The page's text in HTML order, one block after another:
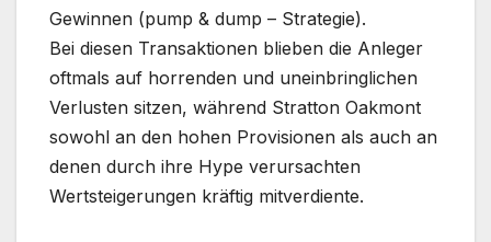
Gewinnen (pump & dump – Strategie).
Bei diesen Transaktionen blieben die Anleger
oftmals auf horrenden und uneinbringlichen
Verlusten sitzen, während Stratton Oakmont
sowohl an den hohen Provisionen als auch an
denen durch ihre Hype verursachten
Wertsteigerungen kräftig mitverdiente.